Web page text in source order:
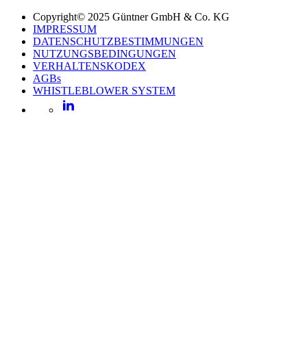
Copyright© 2025 Güntner GmbH & Co. KG
IMPRESSUM
DATENSCHUTZBESTIMMUNGEN
NUTZUNGSBEDINGUNGEN
VERHALTENSKODEX
AGBs
WHISTLEBLOWER SYSTEM